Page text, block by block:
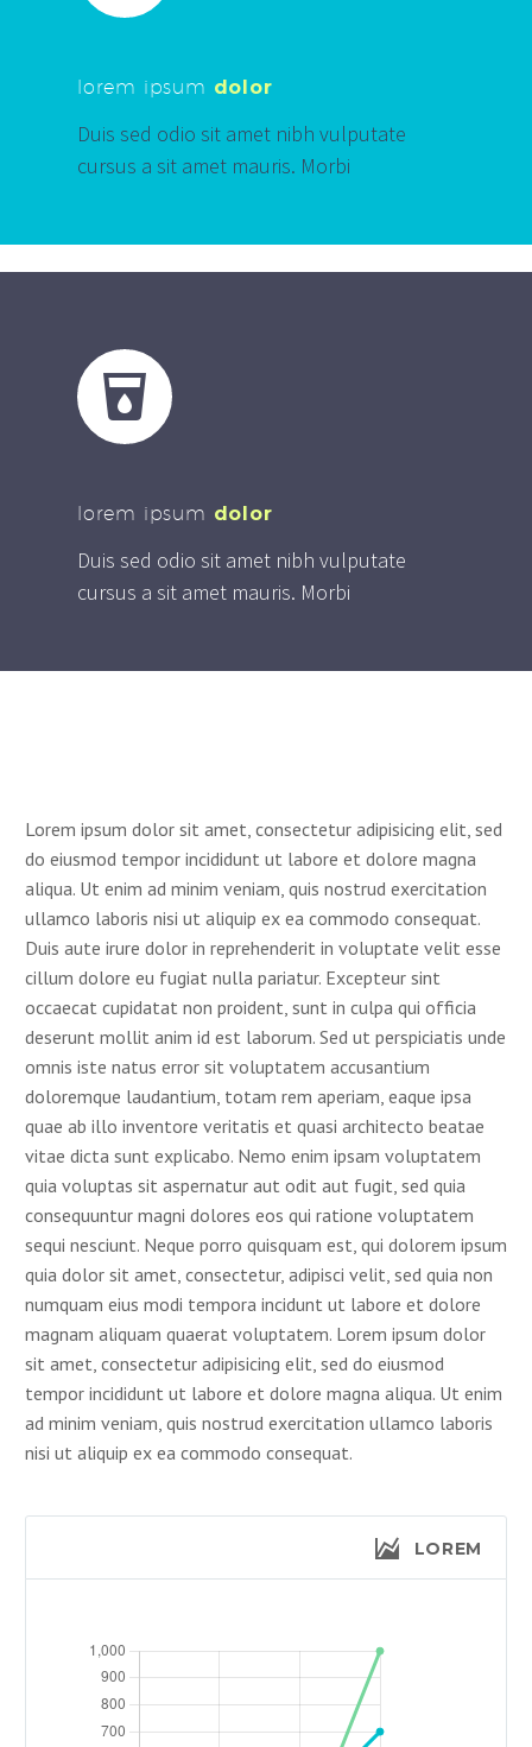
lorem ipsum dolor
Duis sed odio sit amet nibh vulputate
cursus a sit amet mauris. Morbi


lorem ipsum dolor
Duis sed odio sit amet nibh vulputate
cursus a sit amet mauris. Morbi
Lorem ipsum dolor sit amet, consectetur adipisicing elit, sed
do eiusmod tempor incididunt ut labore et dolore magna
aliqua. Ut enim ad minim veniam, quis nostrud exercitation
ullamco laboris nisi ut aliquip ex ea commodo consequat.
Duis aute irure dolor in reprehenderit in voluptate velit esse
cillum dolore eu fugiat nulla pariatur. Excepteur sint
occaecat cupidatat non proident, sunt in culpa qui officia
deserunt mollit anim id est laborum. Sed ut perspiciatis unde
omnis iste natus error sit voluptatem accusantium
doloremque laudantium, totam rem aperiam, eaque ipsa
quae ab illo inventore veritatis et quasi architecto beatae
vitae dicta sunt explicabo. Nemo enim ipsam voluptatem
quia voluptas sit aspernatur aut odit aut fugit, sed quia
consequuntur magni dolores eos qui ratione voluptatem
sequi nesciunt. Neque porro quisquam est, qui dolorem ipsum
quia dolor sit amet, consectetur, adipisci velit, sed quia non
numquam eius modi tempora incidunt ut labore et dolore
magnam aliquam quaerat voluptatem. Lorem ipsum dolor
sit amet, consectetur adipisicing elit, sed do eiusmod
tempor incididunt ut labore et dolore magna aliqua. Ut enim
ad minim veniam, quis nostrud exercitation ullamco laboris
nisi ut aliquip ex ea commodo consequat.
LOREM